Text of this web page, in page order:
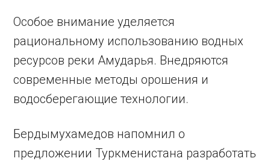
Особое внимание уделяется
рациональному использованию водных
ресурсов реки Амударья. Внедряются
современные методы орошения и
водосберегающие технологии.
Бердымухамедов напомнил о
предложении Туркменистана разработать